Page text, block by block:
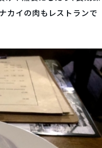
カイの肉もレストランで